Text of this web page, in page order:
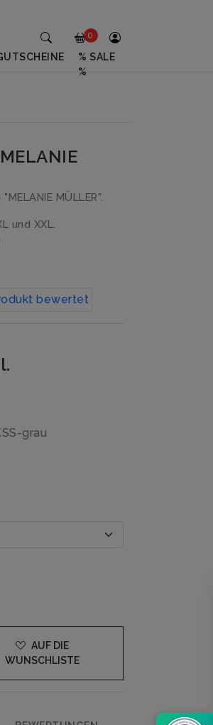
MÜLLER".
und XXL.
bewertet
grau
AUF DIE
WUNSCHLISTE
0
% SALE
%